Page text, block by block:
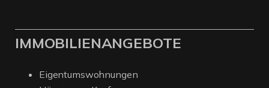
IMMOBILIENANGEBOTE
Eigentumswohnungen